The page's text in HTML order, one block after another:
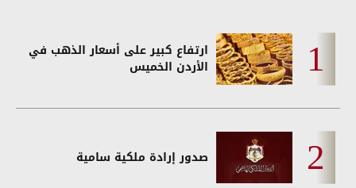
ارتفاع كبير على أسعار الذهب في
الأردن الخميس
صدور إرادة ملكية سامية